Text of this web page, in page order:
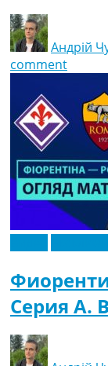
Андрій
comment
Серия A.